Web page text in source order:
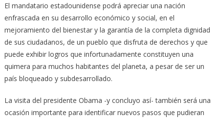
El mandatario estadounidense podrá apreciar una nación
enfrascada en su desarrollo económico y social, en el
mejoramiento del bienestar y la garantía de la completa dignidad
de sus ciudadanos, de un pueblo que disfruta de derechos y que
puede exhibir logros que infortunadamente constituyen una
quimera para muchos habitantes del planeta, a pesar de ser un
país bloqueado y subdesarrollado.
La visita del presidente Obama -y concluyo así- también será una
ocasión importante para identificar nuevos pasos que pudieran